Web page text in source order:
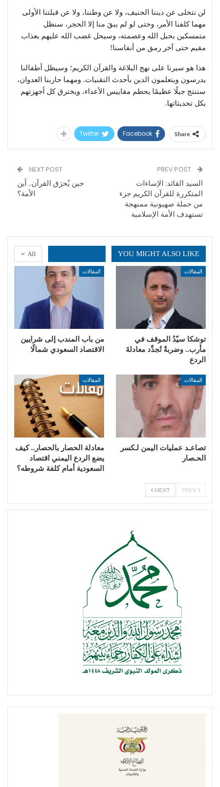
​لن نتخلى عن ديننا الحنيف، ولا عن وطننا، ولا عن قبلتنا الأولى
مهما كلفنا الأمر، وحتى لو لم يبقَ منا إلا الحجر، سنظل
متمسكين بحبل الله وعصمته، وسيحل غضب الله عليهم بعذاب
مقيم حتى آخر رمق من أنفاسنا!
​هذا هو سيرنا على نهج البلاغة والقرآن الكريم؛ وسيظل أطفالنا
يدرسون ويتعلمون الدين بأحدث التقنيات. ومهما حاربنا العدوان،
سننتج جيلًا عظيمًا يحطم مقاييس الأعداء، ويخترق كل أجهزتهم
بكل تحديثاتها.
Share
Facebook
Twitter
السيد القائد: الإساءات
المتكررة للقرآن الكريم جزء
من حملة صهيونية ممنهجة
تستهدف الأمة الإسلامية
NEXT POST
حين يُحرَق القرآن.. أين
الأمة؟
All YOU MIGHT ALSO LIKE
المقالات
توشكا سيّدُ الموقف في
مأرب.. وضربةٌ تُجدِّد معادلةَ
الردع
المقالات
من باب المندب إلى شرايين
الاقتصاد السعودي شمالًا
المقالات
تصاعـد عمليات اليمن لـكسر
الحـصار
المقالات
معادلة الحصار بالحصار.. كيف
يضع الردع اليمني اقتصاد
السعودية أمام كلفة شروطه؟
NEXT